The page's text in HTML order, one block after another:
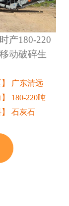
产180-220
动破碎生
】 广东清远
】 180-220吨
】 石灰石